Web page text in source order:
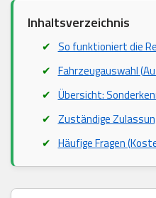
Inhaltsverzeichnis
So funktioniert die
Fahrzeugauswahl
Übersicht:
Zuständige
Häufige Fragen